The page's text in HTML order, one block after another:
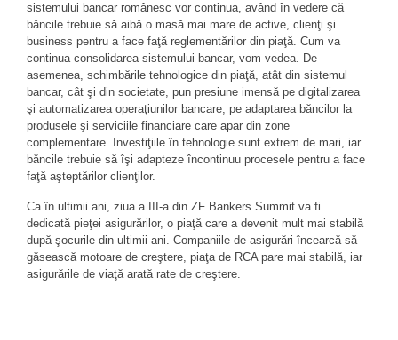
sistemului bancar românesc vor continua, având în vedere că
băncile trebuie să aibă o masă mai mare de active, clienţi şi
business pentru a face faţă reglementărilor din piaţă. Cum va
continua consolidarea sistemului bancar, vom vedea. De
asemenea, schimbările tehnologice din piaţă, atât din sistemul
bancar, cât şi din societate, pun presiune imensă pe digitalizarea
şi automatizarea operaţiunilor bancare, pe adaptarea băncilor la
produsele şi serviciile financiare care apar din zone
complementare. Investiţiile în tehnologie sunt extrem de mari, iar
băncile trebuie să îşi adapteze încontinuu procesele pentru a face
faţă aşteptărilor clienţilor.
Ca în ultimii ani, ziua a III-a din ZF Bankers Summit va fi
dedicată pieţei asigurărilor, o piaţă care a devenit mult mai stabilă
după şocurile din ultimii ani. Companiile de asigurări încearcă să
găsească motoare de creştere, piaţa de RCA pare mai stabilă, iar
asigurările de viaţă arată rate de creştere.